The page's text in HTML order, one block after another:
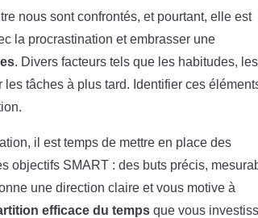
nous sont confrontés, et pourtant, elle est
la procrastination et embrasser une
. Divers facteurs tels que les habitudes, les
tâches à plus tard. Identifier ces
il est temps de mettre en place des
objectifs SMART : des buts précis,
une direction claire et vous motive à
efficace du temps que vous